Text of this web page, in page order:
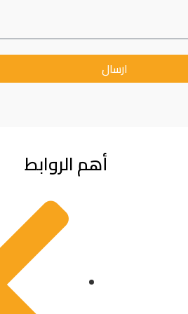
ارسال
أهم الروابط